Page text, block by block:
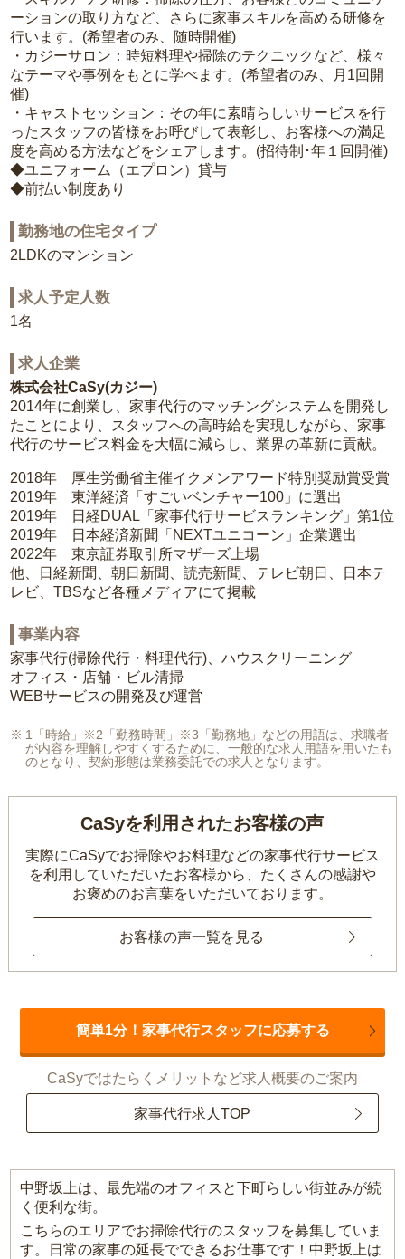
ーションの取り方など、さらに家事スキルを高める研修を
行います。(希望者のみ、随時開催)
・カジーサロン：時短料理や掃除のテクニックなど、様々
なテーマや事例をもとに学べます。(希望者のみ、月1回開
催)
・キャストセッション：その年に素晴らしいサービスを行
ったスタッフの皆様をお呼びして表彰し、お客様への満足
度を高める方法などをシェアします。(招待制･年１回開催)
◆ユニフォーム（エプロン）貸与
◆前払い制度あり
勤務地の住宅タイプ
2LDKのマンション
求人予定人数
1名
求人企業
株式会社CaSy(カジー)
2014年に創業し、家事代行のマッチングシステムを開発し
たことにより、スタッフへの高時給を実現しながら、家事
代行のサービス料金を大幅に減らし、業界の革新に貢献。
2018年 厚生労働省主催イクメンアワード特別奨励賞受賞
2019年 東洋経済「すごいベンチャー100」に選出
2019年 日経DUAL「家事代行サービスランキング」第1位
2019年 日本経済新聞「NEXTユニコーン」企業選出
2022年 東京証券取引所マザーズ上場
他、日経新聞、朝日新聞、読売新聞、テレビ朝日、日本テ
レビ、TBSなど各種メディアにて掲載
事業内容
家事代行(掃除代行・料理代行)、ハウスクリーニング
オフィス・店舗・ビル清掃
WEBサービスの開発及び運営
1「時給」※2「勤務時間」※3「勤務地」などの用語は、求職者
が内容を理解しやすくするために、一般的な求人用語を用いたも
のとなり、契約形態は業務委託での求人となります。
CaSyを利用されたお客様の声
実際にCaSyでお掃除やお料理などの家事代行サービス
を利用していただいたお客様から、 たくさんの感謝や
お褒めのお言葉をいただいております。
お客様の声一覧を見る
簡単1分！家事代行スタッフに応募する
CaSyではたらくメリットなど求人概要のご案内
家事代行求人TOP
中野坂上は、最先端のオフィスと下町らしい街並みが続
く便利な街。
こちらのエリアでお掃除代行のスタッフを募集していま
す。日常の家事の延長でできるお仕事です！中野坂上は